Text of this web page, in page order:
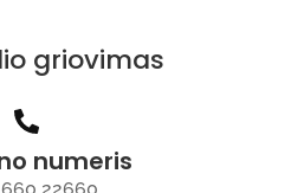
griovimas
numeris